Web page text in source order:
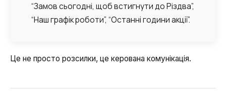
Розширений пакет підтримки SLA
Viber-розсилки
“Замов сьогодні, щоб встигнути до Різдва”,
“Наш графік роботи”, “Останні години акції”.
Це не просто розсилки, це керована комунікація.